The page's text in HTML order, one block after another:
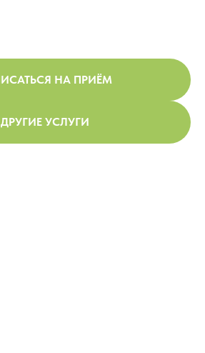
НА ПРИЁМ
ДРУГИЕ УСЛУГИ